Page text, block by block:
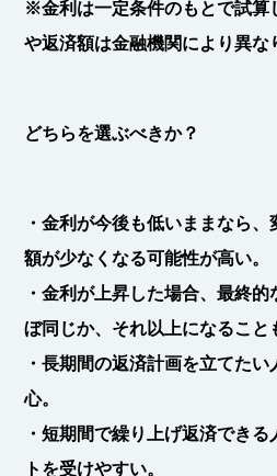
※金利は一定条件のもとで試算
や返済額は金融機関により異な
どちらを選ぶべきか？
・金利が今後も低いままなら
額が少なくなる可能性が高い。
・金利が上昇した場合、最終
ぼ同じか、それ以上になること
・長期間の返済計画を立てた
心。
・短期間で繰り上げ返済でき
トを受けやすい。